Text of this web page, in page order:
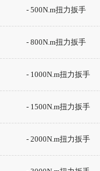
- 500N.m扭力扳手
- 800N.m扭力扳手
- 1000N.m扭力扳手
- 1500N.m扭力扳手
- 2000N.m扭力扳手